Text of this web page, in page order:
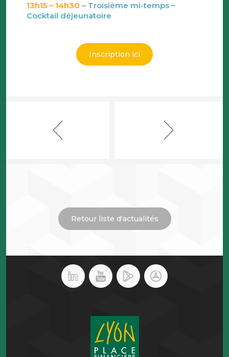
13h15 – 14h30 – Troisième mi-temps –
Cocktail déjeunatoire
Inscription ici
Retour liste d'actualités